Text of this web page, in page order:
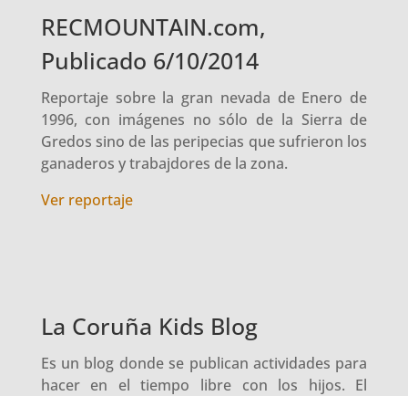
RECMOUNTAIN.com,
Publicado 6/10/2014
Reportaje sobre la gran nevada de Enero de
1996, con imágenes no sólo de la Sierra de
Gredos sino de las peripecias que sufrieron los
ganaderos y trabajdores de la zona.
Ver reportaje
La Coruña Kids Blog
Es un blog donde se publican actividades para
hacer en el tiempo libre con los hijos. El